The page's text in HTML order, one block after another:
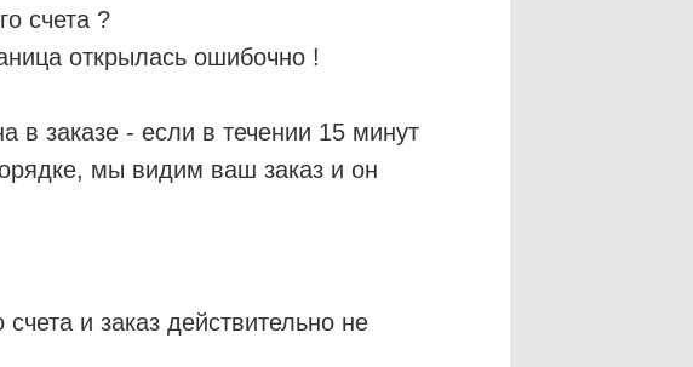
и заказ действительно не
счета ?
открылась ошибочно !
в заказе - если в течении 15 минут
мы видим ваш заказ и он